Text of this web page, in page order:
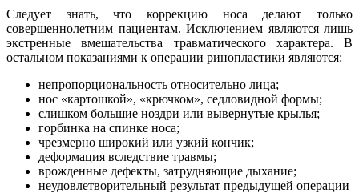
Следует знать, что коррекцию носа делают только
совершеннолетним пациентам. Исключением являются лишь
экстренные вмешательства травматического характера. В
остальном показаниями к операции ринопластики являются:
непропорциональность относительно лица;
нос «картошкой», «крючком», седловидной формы;
слишком большие ноздри или вывернутые крылья;
горбинка на спинке носа;
чрезмерно широкий или узкий кончик;
деформация вследствие травмы;
врожденные дефекты, затрудняющие дыхание;
неудовлетворительный результат предыдущей операции